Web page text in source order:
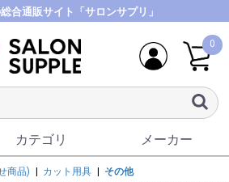
合通販サイト「サロンサプリ」
0
カテゴリ メーカー
商品) カット用具 その他